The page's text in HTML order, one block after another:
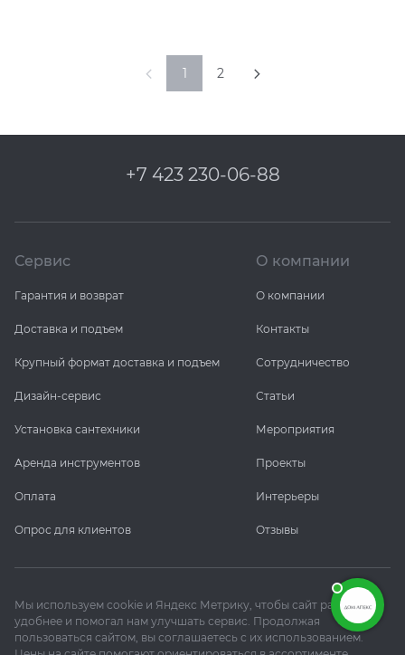
1 2
+7 423 230-06-88
Сервис
Гарантия и возврат
Доставка и подъем
Крупный формат доставка и подъем
Дизайн-сервис
Установка сантехники
Аренда инструментов
Оплата
Опрос для клиентов
О компании
О компании
Контакты
Сотрудничество
Статьи
Мероприятия
Проекты
Интерьеры
Отзывы
Мы используем cookie и Яндекс Метрику, чтобы сайт работал
удобнее и помогал нам улучшать сервис. Продолжая
пользоваться сайтом, вы соглашаетесь с их использованием.